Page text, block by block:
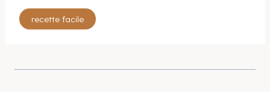
Étiquettes
de
publication :
recette facile